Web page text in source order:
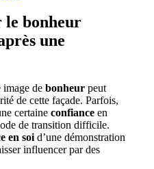
le bonheur
une
de bonheur peut
de cette façade. Parfois,
certaine confiance en
de transition difficile.
en soi d’une démonstration
influencer par des